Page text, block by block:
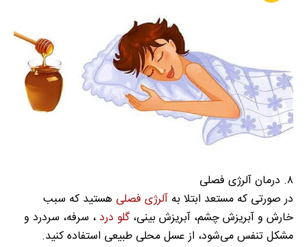
۸. درمان آلرژی فصلی
در صورتی که مستعد ابتلا به آلرژی فصلی هستید که سبب
خارش و آبریزش چشم، آبریزش بینی،گلو درد، سرفه، سردرد و
مشکل تنفس می‌شود، از عسل محلی طبیعی استفاده کنید.